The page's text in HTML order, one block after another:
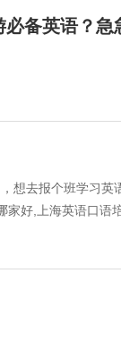
必备英语？
想去报个班学习
好,上海英语口语